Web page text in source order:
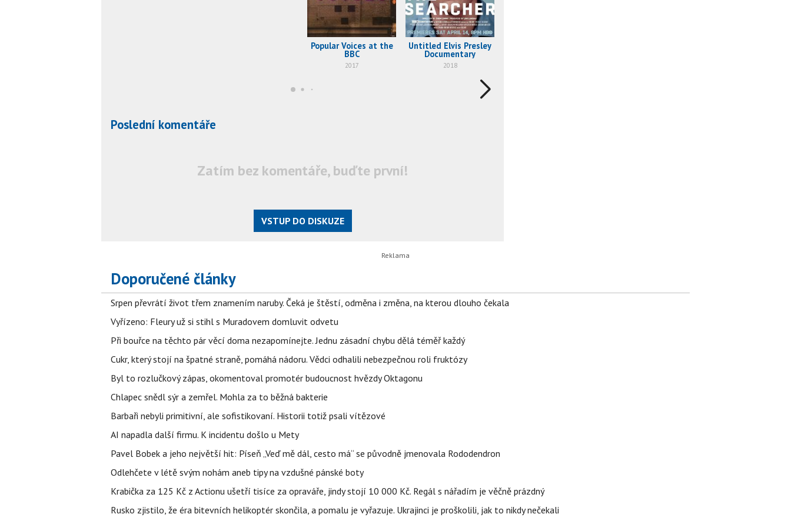
Popular Voices at the
BBC
2017
Untitled Elvis Presley
Documentary
2018
Poslední komentáře
Zatím bez komentáře, buďte první!
VSTUP DO DISKUZE
Doporučené články
Srpen převrátí život třem znamením naruby. Čeká je štěstí, odměna i změna, na kterou dlouho čekala
Vyřízeno: Fleury už si stihl s Muradovem domluvit odvetu
Při bouřce na těchto pár věcí doma nezapomínejte. Jednu zásadní chybu dělá téměř každý
Cukr, který stojí na špatné straně, pomáhá nádoru. Vědci odhalili nebezpečnou roli fruktózy
Byl to rozlučkový zápas, okomentoval promotér budoucnost hvězdy Oktagonu
Chlapec snědl sýr a zemřel. Mohla za to běžná bakterie
Barbaři nebyli primitivní, ale sofistikovaní. Historii totiž psali vítězové
AI napadla další firmu. K incidentu došlo u Mety
Pavel Bobek a jeho největší hit: Píseň „Veď mě dál, cesto má“ se původně jmenovala Rododendron
Odlehčete v létě svým nohám aneb tipy na vzdušné pánské boty
Krabička za 125 Kč z Actionu ušetří tisíce za opraváře, jindy stojí 10 000 Kč. Regál s nářadím je věčně prázdný
Rusko zjistilo, že éra bitevních helikoptér skončila, a pomalu je vyřazuje. Ukrajinci je proškolili, jak to nikdy nečekali